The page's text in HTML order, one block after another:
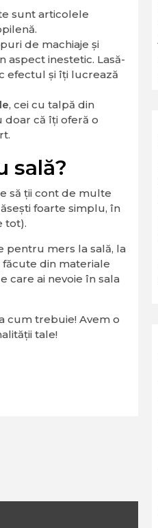
sunt articolele
de machiaje și
aspect inestetic. Lasă-
efectul și îți lucrează
, cei cu talpă din
doar că îți oferă o
sală?
să ții cont de multe
foarte simplu, în
tot).
pentru mers la sală, la
din materiale
care ai nevoie în sala
cum trebuie! Avem o
tale!